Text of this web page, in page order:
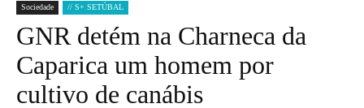
Sociedade // S+ SETÚBAL
GNR detém na Charneca da
Caparica um homem por
cultivo de canábis